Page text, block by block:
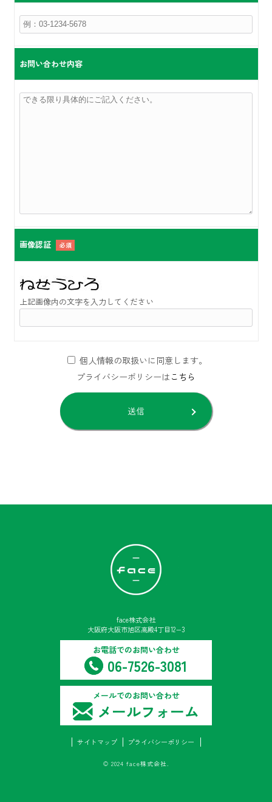
お問い合わせ内容
画像認証 必須
上記画像内の文字を入力してください
個人情報の取扱いに同意します。
プライバシーポリシーは こちら
face株式会社
大阪府大阪市旭区高殿4丁目12−3
お電話でのお問い合わせ
06-7526-3081
メールでのお問い合わせ
メールフォーム
サイトマップ プライバシーポリシー
© 2024 face株式会社.